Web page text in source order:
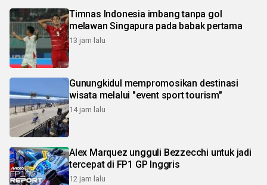
Timnas Indonesia imbang tanpa gol
melawan Singapura pada babak pertama
13 jam lalu
Gunungkidul mempromosikan destinasi
wisata melalui "event sport tourism"
14 jam lalu
Alex Marquez ungguli Bezzecchi untuk jadi
tercepat di FP1 GP Inggris
12 jam lalu